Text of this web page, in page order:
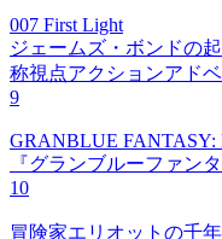
007 First Light
ジェームズ・ボンドの
称視点アクションアドベ
9
GRANBLUE FANTASY:
『グランブルーファン
10
冒険家エリオットの千